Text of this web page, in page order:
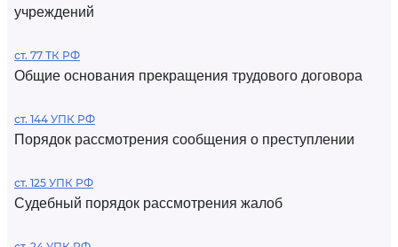
учреждений
ст. 77 ТК РФ
Общие основания прекращения трудового договора
ст. 144 УПК РФ
Порядок рассмотрения сообщения о преступлении
ст. 125 УПК РФ
Судебный порядок рассмотрения жалоб